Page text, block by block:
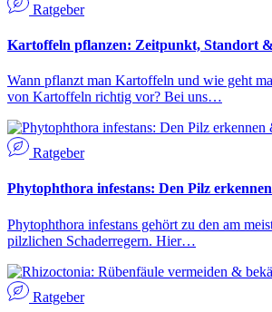
Ratgeber
Kartoffeln pflanzen: Zeitpunkt, Standort
Wann pflanzt man Kartoffeln und wie geht
von Kartoffeln richtig vor? Bei uns…
Ratgeber
Phytophthora infestans: Den Pilz
Phytophthora infestans gehört zu den am
pilzlichen Schaderregern. Hier…
Ratgeber